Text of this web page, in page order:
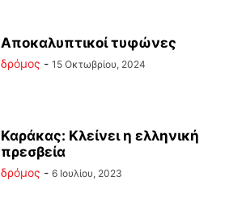
Αποκαλυπτικοί τυφώνες
δρόμος - 15 Οκτωβρίου, 2024
Καράκας: Κλείνει η ελληνική
πρεσβεία
δρόμος - 6 Ιουλίου, 2023